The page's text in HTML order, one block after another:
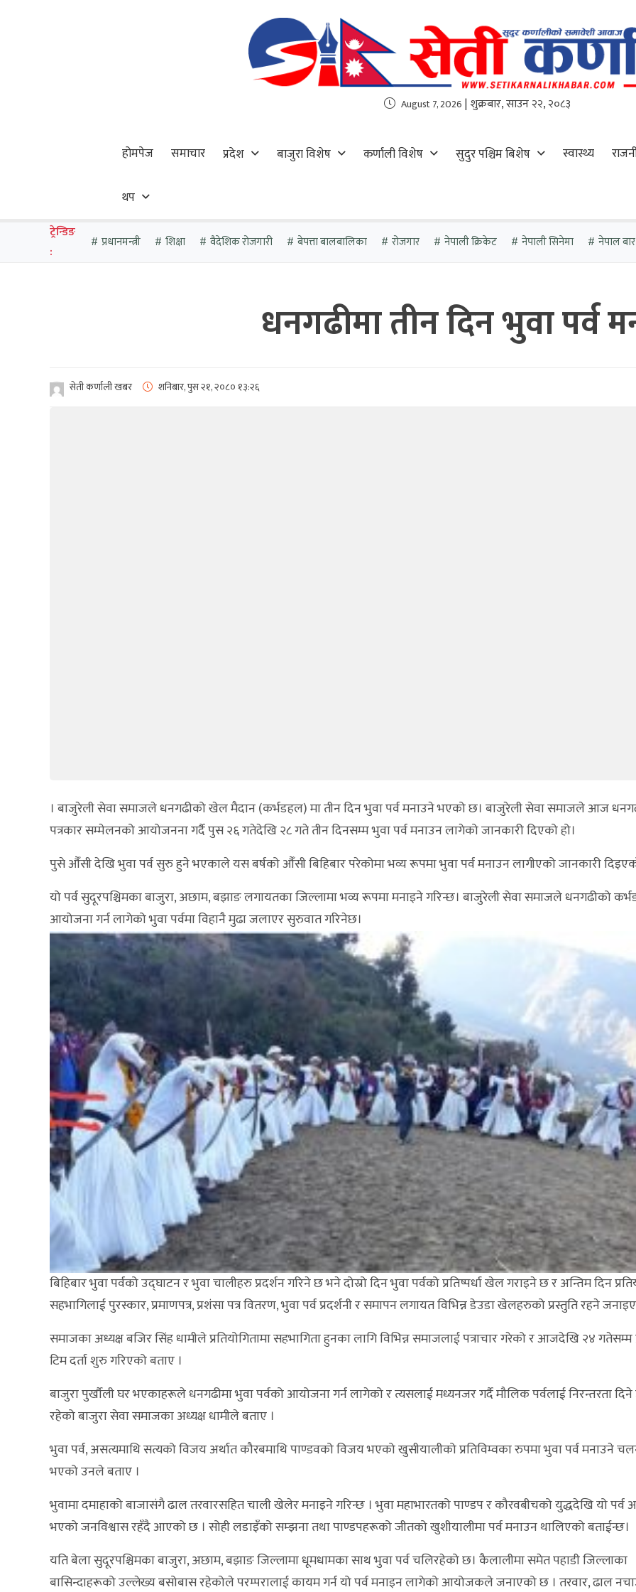
August 7, 2026 | शुक्रबार, साउन २२, २०८३
होमपेज समाचार प्रदेश बाजुरा विशेष कर्णाली विशेष सुदुर पश्चिम बिशेष स्वास्थ्य
थप
ट्रेन्डिङ
:
प्रधानमन्त्री शिक्षा वैदेशिक रोजगारी बेपत्ता बालबालिका रोजगार नेपाली क्रिकेट नेपाली सिनेमा नेपाल
धनगढीमा तीन दिन भुवा पर्व
सेती कर्णाली खबर शनिबार, पुस २१, २०८० १३:२६
। बाजुरेली सेवा समाजले धनगढीको खेल मैदान (कर्भडहल) मा तीन दिन भुवा पर्व मनाउने भएको छ। बाजुरेली सेवा समाजले आज
पत्रकार सम्मेलनको आयोजनना गर्दै पुस २६ गतेदेखि २८ गते तीन दिनसम्म भुवा पर्व मनाउन लागेको जानकारी दिएको हो।
पुसे औँसी देखि भुवा पर्व सुरु हुने भएकाले यस बर्षको औँसी बिहिबार परेकोमा भव्य रूपमा भुवा पर्व मनाउन लागीएको जानकारी
यो पर्व सुदूरपश्चिमका बाजुरा, अछाम, बझाङ लगायतका जिल्लामा भव्य रूपमा मनाइने गरिन्छ। बाजुरेली सेवा समाजले धनगढीको
आयोजना गर्न लागेको भुवा पर्वमा विहानै मुढा जलाएर सुरुवात गरिनेछ।
बिहिबार भुवा पर्वको उद्घाटन र भुवा चालीहरु प्रदर्शन गरिने छ भने दोस्रो दिन भुवा पर्वको प्रतिष्पर्धा खेल गराइने छ र अन्तिम दिन
सहभागिलाई पुरस्कार, प्रमाणपत्र, प्रशंसा पत्र वितरण, भुवा पर्व प्रदर्शनी र समापन लगायत विभिन्न डेउडा खेलहरुको प्रस्तुति रहने
समाजका अध्यक्ष बजिर सिंह धामीले प्रतियोगितामा सहभागिता हुनका लागि विभिन्न समाजलाई पत्राचार गरेको र आजदेखि २४ गतेसम्म
टिम दर्ता शुरु गरिएको बताए ।
बाजुरा पुर्खौली घर भएकाहरूले धनगढीमा भुवा पर्वको आयोजना गर्न लागेको र त्यसलाई मध्यनजर गर्दै मौलिक पर्वलाई निरन्तरता दिने
रहेको बाजुरा सेवा समाजका अध्यक्ष धामीले बताए ।
भुवा पर्व, असत्यमाथि सत्यको विजय अर्थात कौरबमाथि पाण्डवको विजय भएको खुसीयालीको प्रतिविम्वका रुपमा भुवा पर्व मनाउने
भएको उनले बताए ।
भुवामा दमाहाको बाजासंगै ढाल तरवारसहित चाली खेलेर मनाइने गरिन्छ । भुवा महाभारतको पाण्डप र कौरवबीचको युद्धदेखि यो पर्व
भएको जनविश्वास रहँदै आएको छ । सोही लडाइँको सम्झना तथा पाण्डपहरूको जीतको खुशीयालीमा पर्व मनाउन थालिएको बताईन्छ।
यति बेला सुदूरपश्चिमका बाजुरा, अछाम, बझाङ जिल्लामा धूमधामका साथ भुवा पर्व चलिरहेको छ। कैलालीमा समेत पहाडी जिल्लाका
बासिन्दाहरूको उल्लेख्य बसोबास रहेकोले परम्परालाई कायम गर्न यो पर्व मनाइन लागेको आयोजकले जनाएको छ । तरवार, ढाल